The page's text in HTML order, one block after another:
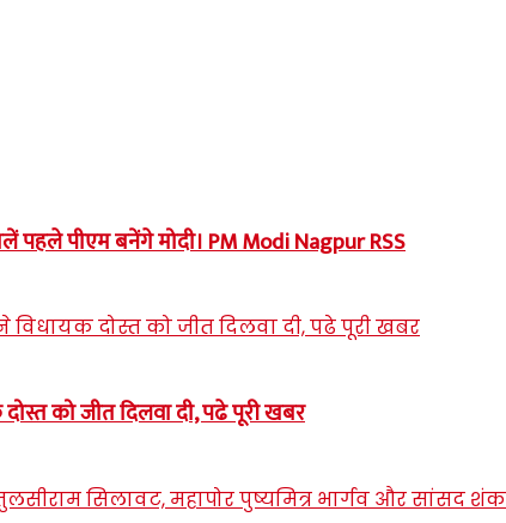
पहले पीएम बनेंगे मोदी। PM Modi Nagpur RSS
को जीत दिलवा दी, पढे पूरी खबर